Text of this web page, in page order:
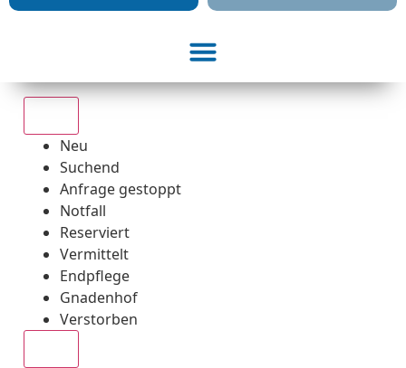
Neu
Suchend
Anfrage gestoppt
Notfall
Reserviert
Vermittelt
Endpflege
Gnadenhof
Verstorben